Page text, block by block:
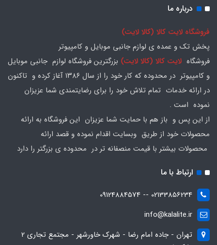
درباره ما
فروشگاه لایت کالا (کالا لایت)
پخش تک و عمده ی لوازم جانبی موبایل و کامپیوتر
فروشگاه لایت کالا (کالا لایت) بزرگترین فروشگاه لوازم جانبی موبایل
و کامپیوتر در محدوده که کار خود را از سال ۱۳۸۶ آغاز کرده و تاکنون
در ارائه خدمات تمام تلاش خود را برای رضایتمندی شما عزیزان
نموده است .
از این پس و باز هم با حمایت شما عزیزان این فروشگاه به ارائه
محصولات خود از طریق وبسایت اقدام نموده و قصد ارائه
محصولات بیشتر با قیمت منصفانه تر در محدوده ی بزرگتر را دارد
ارتباط با ما
02133856234 -- 09124884574
info@kalalite.ir
تهران - جاده امام رضا - شهرک خاورشهر - مجتمع تجاری 2